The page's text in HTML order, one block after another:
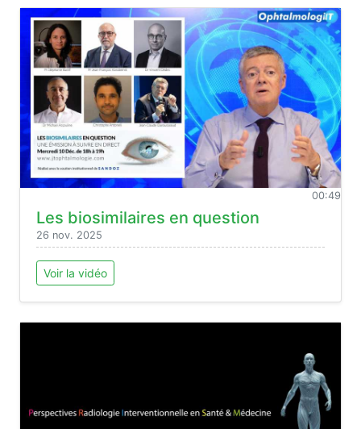
00:49
Les biosimilaires en question
26 nov. 2025
Voir la vidéo